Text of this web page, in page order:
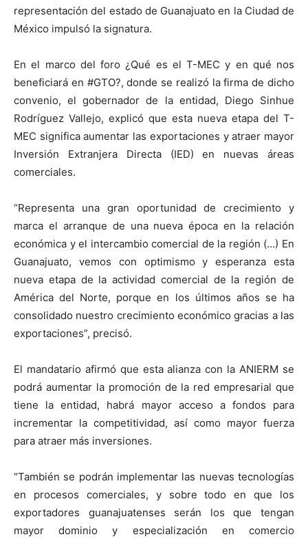
representación del estado de Guanajuato en la Ciudad de
México impulsó la signatura.
En el marco del foro ¿Qué es el T-MEC y en qué nos
beneficiará en #GTO?, donde se realizó la firma de dicho
convenio, el gobernador de la entidad, Diego Sinhue
Rodríguez Vallejo, explicó que esta nueva etapa del T-
MEC significa aumentar las exportaciones y atraer mayor
Inversión Extranjera Directa (IED) en nuevas áreas
comerciales.
“Representa una gran oportunidad de crecimiento y
marca el arranque de una nueva época en la relación
económica y el intercambio comercial de la región (…) En
Guanajuato, vemos con optimismo y esperanza esta
nueva etapa de la actividad comercial de la región de
América del Norte, porque en los últimos años se ha
consolidado nuestro crecimiento económico gracias a las
exportaciones”, precisó.
El mandatario afirmó que esta alianza con la ANIERM se
podrá aumentar la promoción de la red empresarial que
tiene la entidad, habrá mayor acceso a fondos para
incrementar la competitividad, así como mayor fuerza
para atraer más inversiones.
“También se podrán implementar las nuevas tecnologías
en procesos comerciales, y sobre todo en que los
exportadores guanajuatenses serán los que tengan
mayor dominio y especialización en comercio